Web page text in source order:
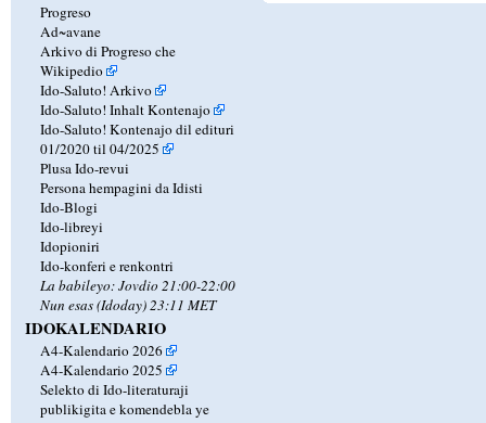
Progreso
Ad~avane
Arkivo di Progreso che
Wikipedio
Ido-Saluto! Arkivo
Ido-Saluto! Inhalt Kontenajo
Ido-Saluto! Kontenajo dil edituri
01/2020 til 04/2025
Plusa Ido-revui
Persona hempagini da Idisti
Ido-Blogi
Ido-libreyi
Idopioniri
Ido-konferi e renkontri
La babileyo: Jovdio 21:00-22:00
Nun esas (Idoday) 23:11 MET
IDOKALENDARIO
A4-Kalendario 2026
A4-Kalendario 2025
Selekto di Ido-literaturaji
publikigita e komendebla ye